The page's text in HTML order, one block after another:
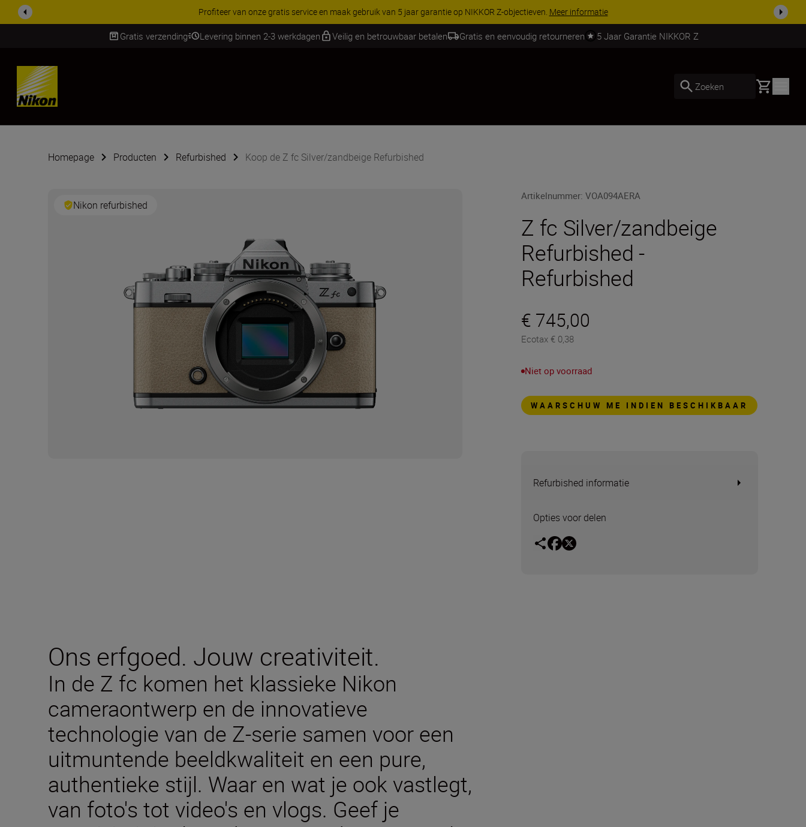
KORTING OP ACCESSOIRES | Bespaar 15% op geselecteerde accessoires, maak je kit vandaag nog compleetKoop nu
Gratis verzending Levering binnen 2-3 werkdagen Veilig en betrouwbaar betalen Gratis en eenvoudig retourneren 5 Jaar Garantie NIKKOR Z
SKIP
Zoeken Basket
Homepage Producten Refurbished Koop de Z fc Silver/zandbeige Refurbished
Nikon refurbished
Artikelnummer:VOA094AERA
Z fc Silver/zandbeige
Refurbished -
Refurbished
€ 745,00
Ecotax € 0,38
Niet op voorraad
WAARSCHUW ME INDIEN BESCHIKBAAR
Refurbished informatie
Opties voor delen
Ons erfgoed. Jouw creativiteit.
In de Z fc komen het klassieke Nikon
cameraontwerp en de innovatieve
technologie van de Z-serie samen voor een
uitmuntende beeldkwaliteit en een pure,
authentieke stijl. Waar en wat je ook vastlegt,
van foto's tot video's en vlogs. Geef je